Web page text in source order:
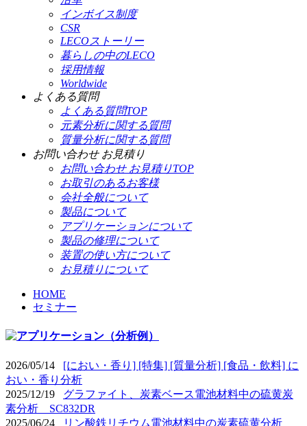
インボイス制度
CSR
LECOストーリー
暮らしの中のLECO
採用情報
Worldwide
よくある質問
よくある質問TOP
元素分析に関する質問
質量分析に関する質問
お問い合わせ お見積り
お問い合わせ お見積りTOP
お取引のあるお客様
会社全般について
製品について
アプリケーションについて
製品の修理について
装置の使い方について
お見積りについて
HOME
セミナー
2026/05/14 [におい・香り] [特集] [質量分析] [食品・飲料] に
おい・香り分析
2025/12/19 グラファイト、炭素ベース電池材料中の硫黄炭
素分析 SC832DR
2025/06/24
リン酸鉄リチウム電池材料中の炭素硫黄分析